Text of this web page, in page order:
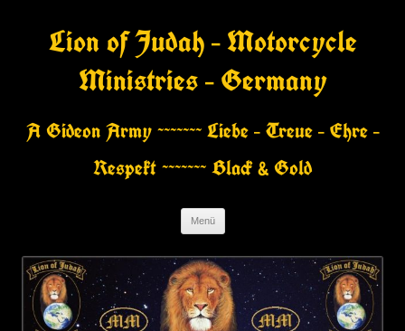
springenLion of Judah – Motorcycle
Ministries – Germany
A Gideon Army ~~~~~~~ Liebe – Treue – Ehre –
Respekt ~~~~~~~ Black & Gold
Menü